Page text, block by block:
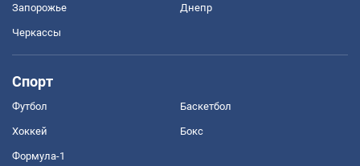
Запорожье Днепр
Черкассы
Спорт
Футбол Баскетбол
Хоккей Бокс
Формула-1